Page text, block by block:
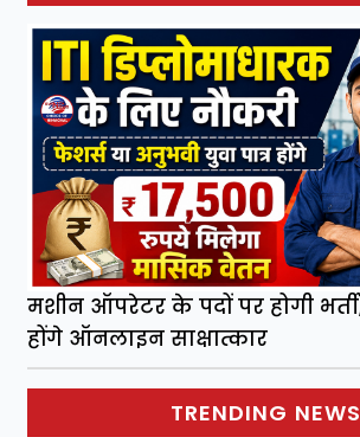
मशीन ऑपरेटर के पदों पर होगी
होंगे ऑनलाइन साक्षात्कार
TRENDING NEWS